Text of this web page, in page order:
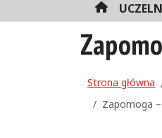
H
o
m
e
Strona główna
Zapomoga